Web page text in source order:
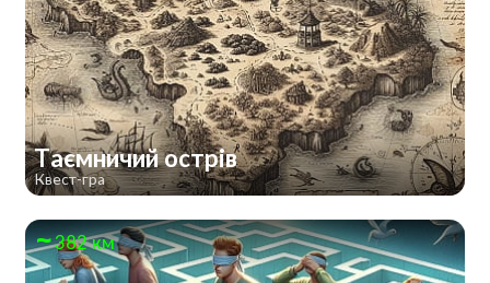
Таємничий острів
Квест-гра
382 км